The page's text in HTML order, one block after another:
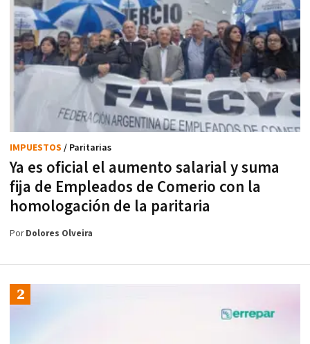
Ya es oficial el aumento salarial y suma
fija de Empleados de Comerio con la
homologación de la paritaria
IMPUESTOS / Paritarias
PorDolores Olveira